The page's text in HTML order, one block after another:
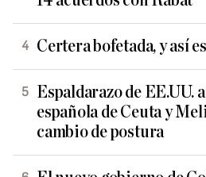
Certera bofetada, y así es
Espaldarazo de EE.UU.
española de Ceuta y
cambio de postura